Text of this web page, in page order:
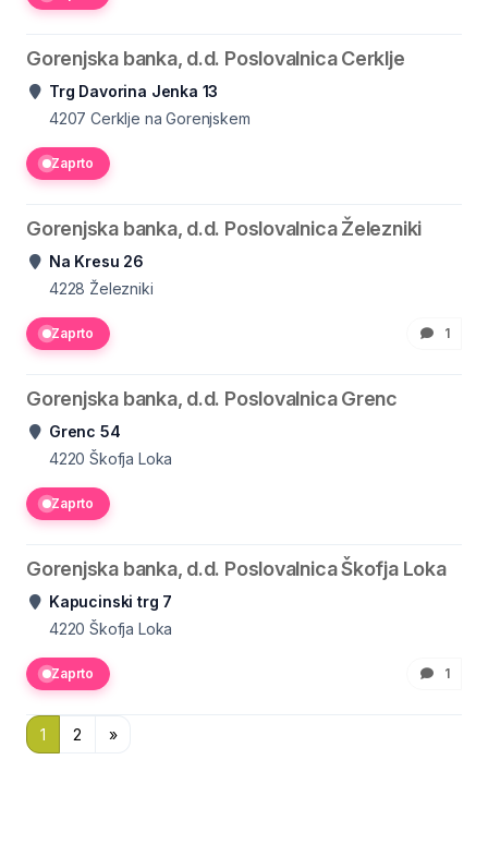
Gorenjska banka, d.d. Poslovalnica Cerklje
Trg Davorina Jenka 13
4207 Cerklje na Gorenjskem
Zaprto
Gorenjska banka, d.d. Poslovalnica Železniki
Na Kresu 26
4228 Železniki
Zaprto 1
Gorenjska banka, d.d. Poslovalnica Grenc
Grenc 54
4220 Škofja Loka
Zaprto
Gorenjska banka, d.d. Poslovalnica Škofja Loka
Kapucinski trg 7
4220 Škofja Loka
Zaprto 1
1 2 »